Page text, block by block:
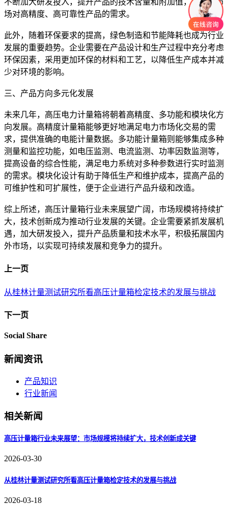
不断加大研发投入，提升产品的技术含量和附加值，以满足市
场对高精度、高可靠性产品的需求。
此外，随着环保要求的提高，绿色制造和节能降耗也成为行业
发展的重要趋势。企业需要在产品设计和生产过程中充分考虑
环保因素，采用更加环保的材料和工艺，以降低生产成本并减
少对环境的影响。
三、产品方向多元化发展
未来几年，高压电力计量箱将朝着高精度、多功能和模块化方
向发展。高精度计量箱能够更好地满足电力市场化交易的需
求，提供准确的电能计量数据。多功能计量箱则能够集成多种
测量和监控功能，如电压监测、电流监测、功率因数监测等，
提高设备的综合性能，满足电力系统对多种参数进行实时监测
的需求。模块化设计有助于降低生产和维护成本，提高产品的
可维护性和可扩展性，便于企业进行产品升级和改造。
综上所述，高压计量箱行业未来展望广阔，市场规模将持续扩
大，技术创新成为推动行业发展的关键。企业需要紧抓发展机
遇，加大研发投入，提升产品质量和技术水平，积极拓展国内
外市场，以实现可持续发展和竞争力的提升。
上一页
从桂林计量测试研究所看高压计量箱检定技术的发展与挑战
下一页
Social Share
新闻资讯
产品知识
行业新闻
相关新闻
高压计量箱行业未来展望：市场规模将持续扩大，技术创新成关键
2026-03-30
从桂林计量测试研究所看高压计量箱检定技术的发展与挑战
2026-03-18